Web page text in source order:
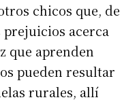
chicos que, de
prejuicios acerca
que aprenden
pueden resultar
rurales, allí